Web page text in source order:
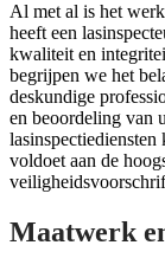
Al met al is het
heeft een
kwaliteit en
begrijpen we het
deskundige
en beoordeling van
voldoet aan de
Maatwerk